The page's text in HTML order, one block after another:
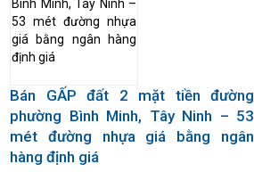
Bán GẤP đất 2 mặt tiền đường
phường Bình Minh, Tây Ninh – 53
mét đường nhựa giá bằng ngân
hàng định giá